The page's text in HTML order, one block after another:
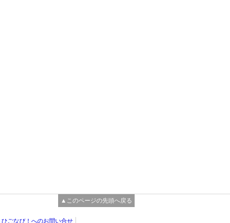
▲このページの先頭へ戻る
ひごなび！へのお問い合せ